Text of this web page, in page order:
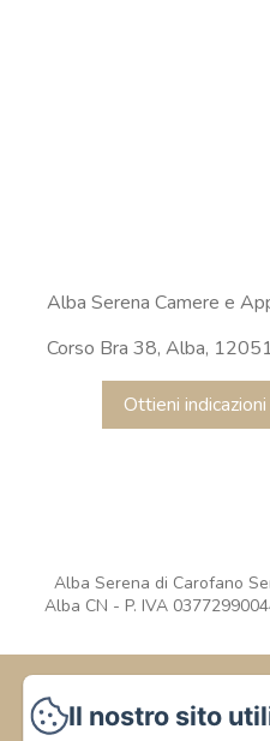
Alba Serena Camere e
Corso Bra 38, Alba,
Ottieni indicazioni
Alba Serena di Carofano
Alba CN - P. IVA
Corso Bra 38,
Il nostro sito